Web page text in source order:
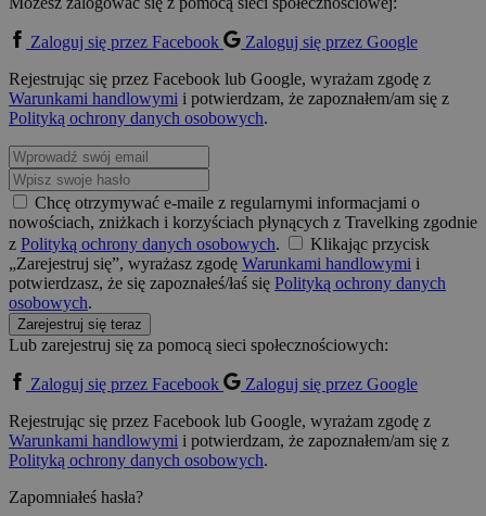
Zaloguj się przez Facebook
Zaloguj się przez Google
Rejestrując się przez Facebook lub Google, wyrażam zgodę z
Warunkami handlowymi i potwierdzam, że zapoznałem/am się z
Polityką ochrony danych osobowych.
Chcę otrzymywać e-maile z regularnymi informacjami o
nowościach, zniżkach i korzyściach płynących z Travelking zgodnie
z Polityką ochrony danych osobowych.
Klikając przycisk
„Zarejestruj się”, wyrażasz zgodę Warunkami handlowymi i
potwierdzasz, że się zapoznałeś/łaś się Polityką ochrony danych
osobowych.
Zarejestruj się teraz
Lub zarejestruj się za pomocą sieci społecznościowych:
Zaloguj się przez Facebook
Zaloguj się przez Google
Rejestrując się przez Facebook lub Google, wyrażam zgodę z
Warunkami handlowymi i potwierdzam, że zapoznałem/am się z
Polityką ochrony danych osobowych.
Zapomniałeś hasła?